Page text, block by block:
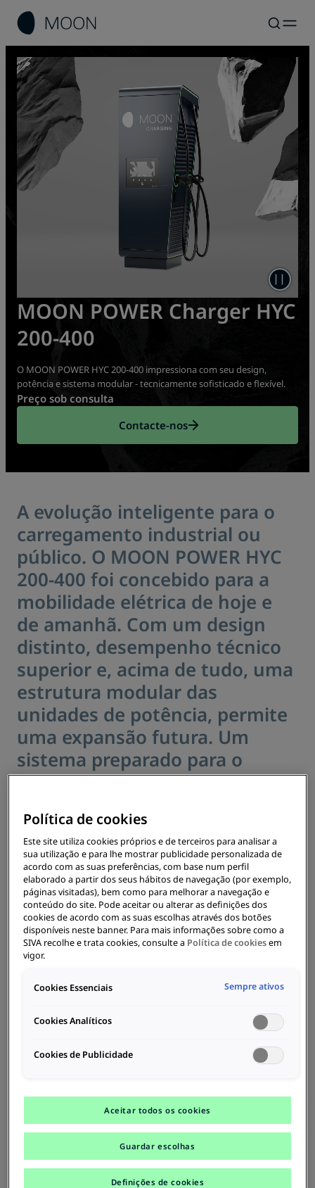
MOON POWER Charger HYC
200-400
O MOON POWER HYC 200-400 impressiona com seu design,
potência e sistema modular - tecnicamente sofisticado e flexível.
Preço sob consulta
Contacte-nos
A evolução inteligente para o
carregamento industrial ou
público. O MOON POWER HYC
200-400 foi concebido para a
mobilidade elétrica de hoje e
de amanhã. Com um design
distinto, desempenho técnico
superior e, acima de tudo, uma
estrutura modular das
unidades de potência, permite
uma expansão futura. Um
sistema preparado para o
futuro e ideal para altas
infraestrutura para suportar
até 400 kW: adquira
inicialmente o carregador de
100 kW e, à medida que a
necessidade aumentar, basta
acrescentar unidades de
potência até atingir os 400 kW.
Política de cookies
Este site utiliza cookies próprios e de terceiros para analisar a
sua utilização e para lhe mostrar publicidade personalizada de
acordo com as suas preferências, com base num perfil
elaborado a partir dos seus hábitos de navegação (por exemplo,
páginas visitadas), bem como para melhorar a navegação e
conteúdo do site. Pode aceitar ou alterar as definições dos
cookies de acordo com as suas escolhas através dos botões
disponíveis neste banner. Para mais informações sobre como a
SIVA recolhe e trata cookies, consulte a Política de cookiesem
vigor.
Cookies Essenciais Sempre ativos
Cookies Analíticos
Cookies de Publicidade
Aceitar todos os cookies
Guardar escolhas
Definições de cookies